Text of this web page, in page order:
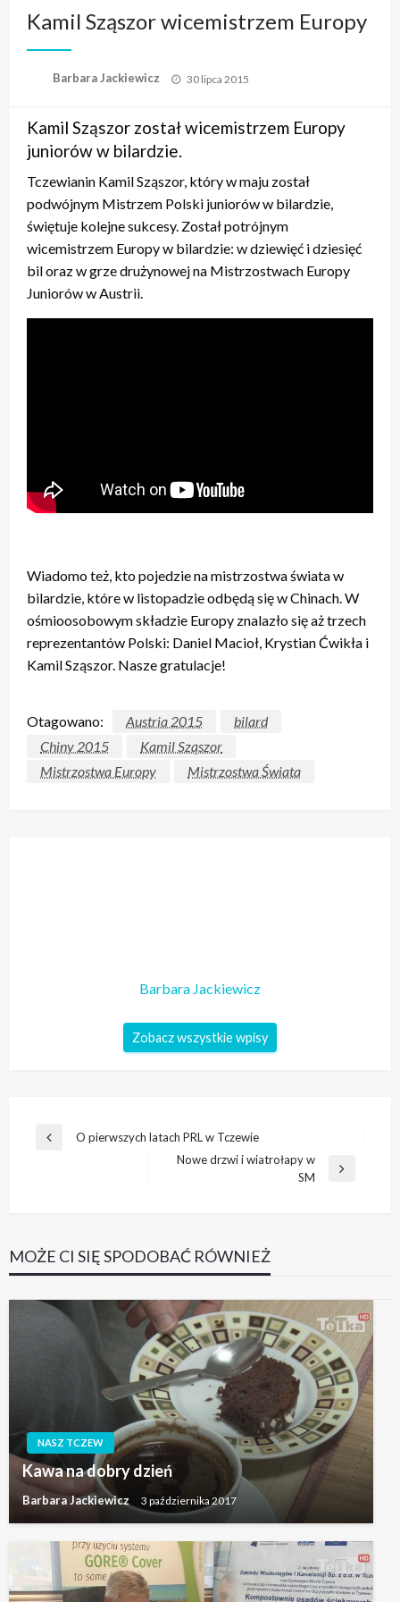
Kamil Sząszor wicemistrzem Europy
Barbara Jackiewicz
Opublikowane
30 lipca 2015
Kamil Sząszor został wicemistrzem Europy
juniorów w bilardzie.
Tczewianin Kamil Sząszor, który w maju został
podwójnym Mistrzem Polski juniorów w bilardzie,
świętuje kolejne sukcesy. Został potrójnym
wicemistrzem Europy w bilardzie: w dziewięć i dziesięć
bil oraz w grze drużynowej na Mistrzostwach Europy
Juniorów w Austrii.
Wiadomo też, kto pojedzie na mistrzostwa świata w
bilardzie, które w listopadzie odbędą się w Chinach. W
ośmioosobowym składzie Europy znalazło się aż trzech
reprezentantów Polski: Daniel Macioł, Krystian Ćwikła i
Kamil Sząszor. Nasze gratulacje!
Otagowano: Austria 2015
bilard
Chiny 2015
Kamil Sząszor
Mistrzostwa Europy
Mistrzostwa Świata
Barbara Jackiewicz
Zobacz wszystkie wpisy
Nawigacja
Poprzedni
O pierwszych latach PRL w Tczewie
Nowe drzwi i wiatrołapy w
SM
MOŻE CI SIĘ SPODOBAĆ RÓWNIEŻ
NASZ TCZEW
Kawa na dobry dzień
Barbara Jackiewicz 3 października 2017